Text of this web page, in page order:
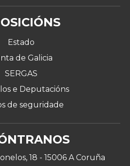
Estado
de Galicia
SERGAS
e Deputacións
de seguridade
18 - 15006 A Coruña